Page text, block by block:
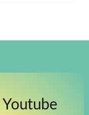
Youtube